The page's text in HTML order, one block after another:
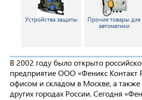
Устройства защиты
Прочие товары для
автоматики
В 2002 году было открыто
предприятие ООО «Феникс Контакт
офисом и складом в Москве, а
других городах России. Сегодня